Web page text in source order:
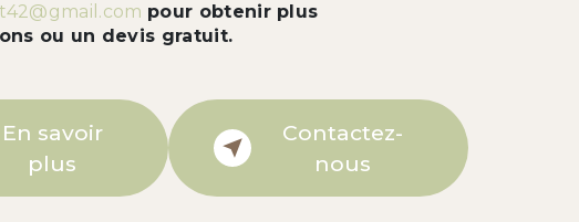
pour obtenir plus
ou un devis gratuit.
En savoir
plus
Contactez-
nous